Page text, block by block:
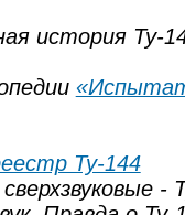
история Ту-
Ту-144
-